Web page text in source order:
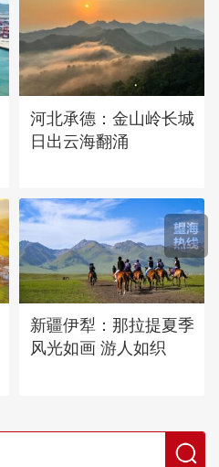
河北承德：金山岭长城
日出云海翻涌
新疆伊犁：那拉提夏季
风光如画 游人如织